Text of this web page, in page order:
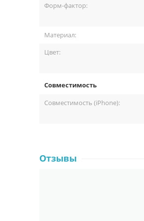
Форм-фактор:
Материал:
Цвет:
Совместимость
Совместимость (iPhone):
Отзывы